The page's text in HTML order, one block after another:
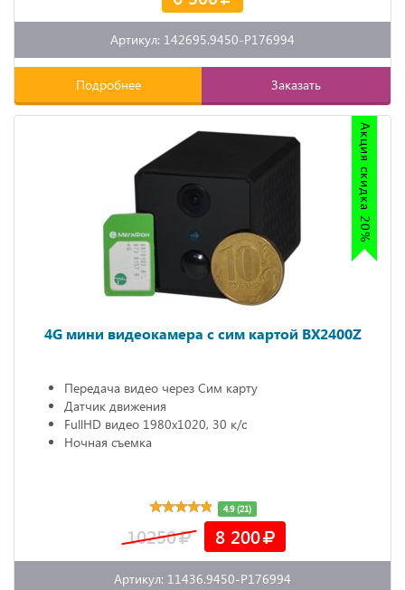
Артикул: 142695.9450-P176994
Подробнее Заказать
Акция скидка 20%
4G мини видеокамера с сим картой BX2400Z
Передача видео через Сим карту
Датчик движения
FullHD видео 1980х1020, 30 к/с
Ночная съемка
4.9 (21)
10250 8 200
Артикул: 11436.9450-P176994